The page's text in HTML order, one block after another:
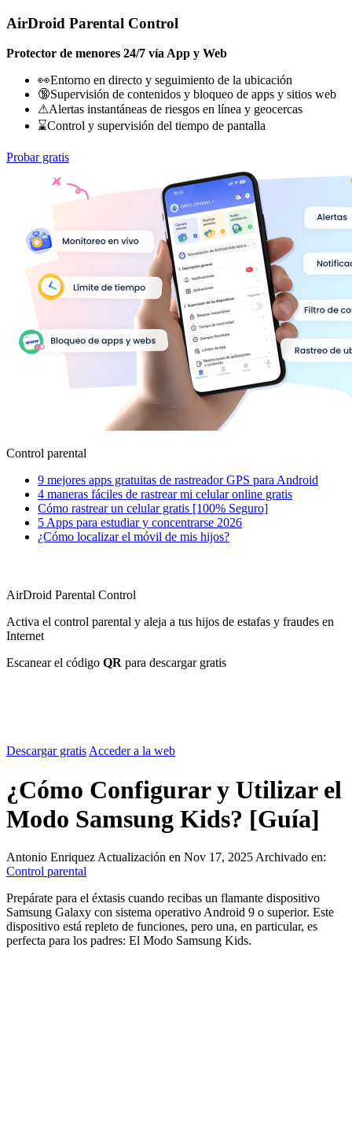
AirDroid Parental Control
Protector de menores 24/7 vía App y Web
👀Entorno en directo y seguimiento de la ubicación
🔞Supervisión de contenidos y bloqueo de apps y sitios web
⚠Alertas instantáneas de riesgos en línea y geocercas
⌛Control y supervisión del tiempo de pantalla
Probar gratis
Control parental
9 mejores apps gratuitas de rastreador GPS para Android
4 maneras fáciles de rastrear mi celular online gratis
Cómo rastrear un celular gratis [100% Seguro]
5 Apps para estudiar y concentrarse 2026
¿Cómo localizar el móvil de mis hijos?
AirDroid Parental Control
Activa el control parental y aleja a tus hijos de estafas y fraudes en
Internet
Escanear el código QR para descargar gratis
Descargar gratisAcceder a la web
¿Cómo Configurar y Utilizar el
Modo Samsung Kids? [Guía]
Antonio Enriquez Actualización en Nov 17, 2025 Archivado en:
Control parental
Prepárate para el éxtasis cuando recibas un flamante dispositivo
Samsung Galaxy con sistema operativo Android 9 o superior. Este
dispositivo está repleto de funciones, pero una, en particular, es
perfecta para los padres: El Modo Samsung Kids.